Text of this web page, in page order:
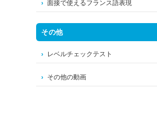
面接で使えるフランス語表現
その他
レベルチェックテスト
その他の動画